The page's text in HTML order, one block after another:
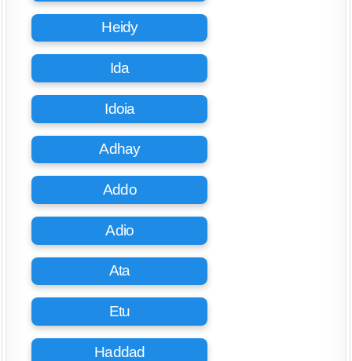
Heidy
Ida
Idoia
Adhay
Addo
Adio
Ata
Etu
Haddad